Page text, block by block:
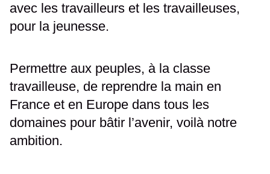
avec les travailleurs et les travailleuses,
pour la jeunesse.
Permettre aux peuples, à la classe
travailleuse, de reprendre la main en
France et en Europe dans tous les
domaines pour bâtir l’avenir, voilà notre
ambition.